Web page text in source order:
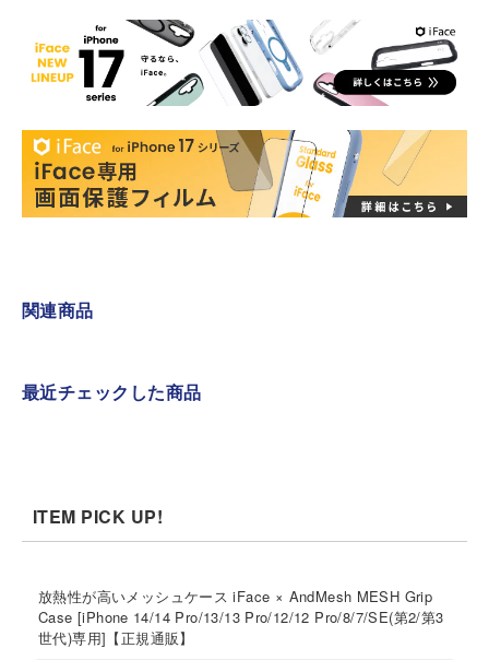
関連商品
最近チェックした商品
ITEM PICK UP!
放熱性が高いメッシュケース iFace × AndMesh MESH Grip
Case [iPhone 14/14 Pro/13/13 Pro/12/12 Pro/8/7/SE(第2/第3
世代)専用]【正規通販】